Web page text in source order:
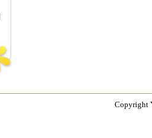
Copyright